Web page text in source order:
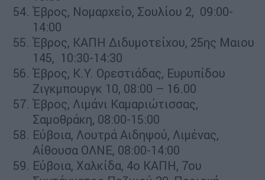
Έβρος, Νομαρχείο, Σουλίου 2, 09:00-
14:00
Έβρος, ΚΑΠΗ Διδυμοτείχου, 25ης Μαιου
145, 10:30-14:30
Έβρος, Κ.Υ. Ορεστιάδας, Ευρυπίδου
Ζιγκμπουργκ 10, 08:00 – 16.00
Έβρος, Λιμάνι Καμαριώτισσας,
Σαμοθράκη, 08:00-15:00
Εύβοια, Λουτρά Αιδηψού, Λιμένας,
Αίθουσα ΟΛΝΕ, 08:00-14:00
Εύβοια, Χαλκίδα, 4ο ΚΑΠΗ, 7ου